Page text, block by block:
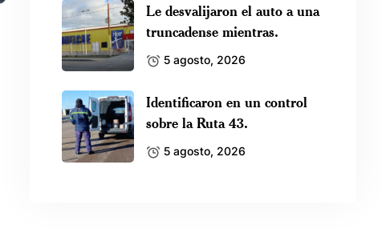
Le desvalijaron el auto a una
truncadense mientras.
5 agosto, 2026
Identificaron en un control
sobre la Ruta 43.
5 agosto, 2026